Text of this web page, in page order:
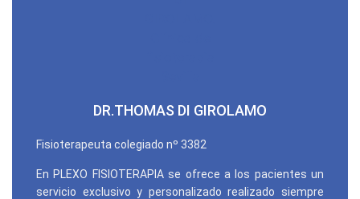
DR.THOMAS DI GIROLAMO
Fisioterapeuta colegiado nº 3382
En PLEXO FISIOTERAPIA se ofrece a los pacientes un
servicio exclusivo y personalizado realizado siempre